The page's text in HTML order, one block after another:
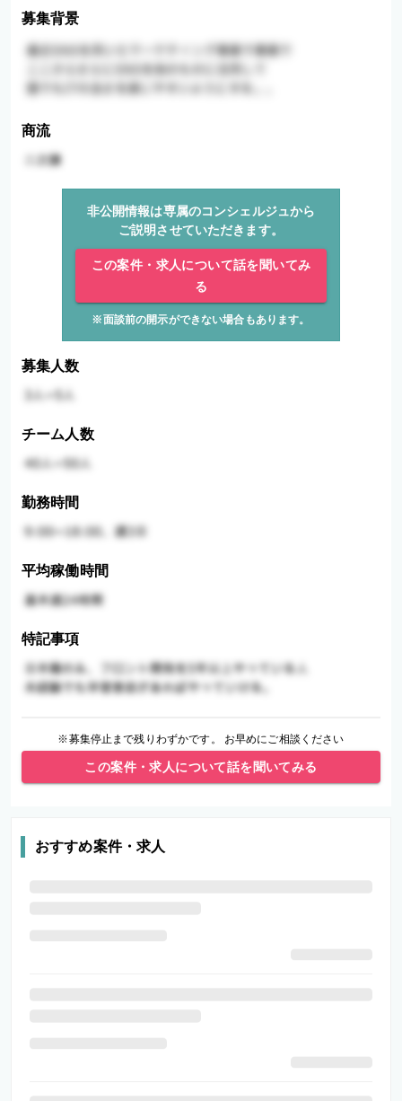
募集背景
商流
非公開情報は専属のコンシェルジュから
ご説明させていただきます。
この案件・求人について話を聞いてみ
る
※面談前の開示ができない場合もあります。
募集人数
チーム人数
勤務時間
平均稼働時間
特記事項
※募集停止まで残りわずかです。 お早めにご相談ください
この案件・求人について話を聞いてみる
おすすめ案件・求人